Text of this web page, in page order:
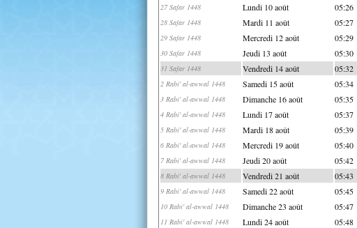
27 Safar 1448 Lundi 10 août 05:26
28 Safar 1448 Mardi 11 août 05:27
29 Safar 1448 Mercredi 12 août 05:29
30 Safar 1448 Jeudi 13 août 05:30
31 Safar 1448 Vendredi 14 août 05:32
2 Rabi' al-awwal 1448 Samedi 15 août 05:34
3 Rabi' al-awwal 1448 Dimanche 16 août 05:35
4 Rabi' al-awwal 1448 Lundi 17 août 05:37
5 Rabi' al-awwal 1448 Mardi 18 août 05:39
6 Rabi' al-awwal 1448 Mercredi 19 août 05:40
7 Rabi' al-awwal 1448 Jeudi 20 août 05:42
8 Rabi' al-awwal 1448 Vendredi 21 août 05:43
9 Rabi' al-awwal 1448 Samedi 22 août 05:45
10 Rabi' al-awwal 1448 Dimanche 23 août 05:47
11 Rabi' al-awwal 1448 Lundi 24 août 05:48